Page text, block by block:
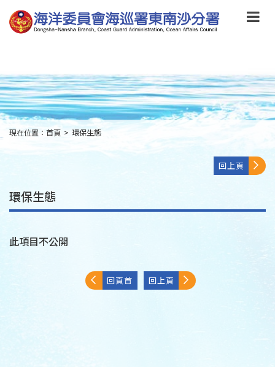
到
主
要
to
main
content
:::
現在位置： 首頁 > 環保生態
回上頁
環保生態
此項目不公開
回頁首 回上頁